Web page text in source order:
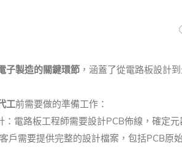
子製造的關鍵環節 ，涵蓋了從電路板設計
工前需要做的準備工作：
：電路板工程師需要設計PCB佈線，確定
戶需要提供完整的設計檔案，包括PCB